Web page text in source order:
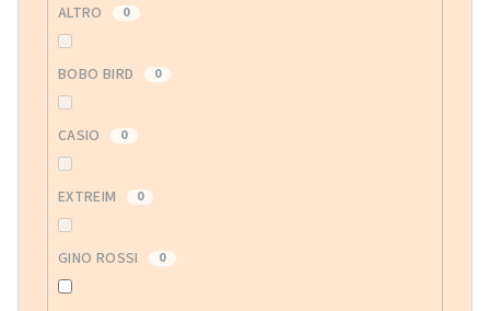
ALTRO 0
BOBO BIRD 0
CASIO 0
EXTREIM 0
GINO ROSSI 0